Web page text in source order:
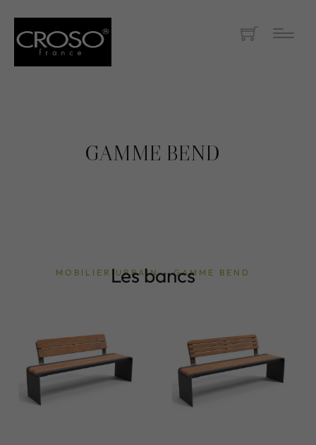
GAMME BEND
MOBILIER URBAIN - GAMME BEND
Les bancs